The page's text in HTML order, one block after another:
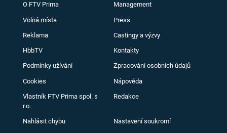
O FTV Prima Management
Volná místa Press
Reklama Castingy a výzvy
HbbTV Kontakty
Podmínky užívání Zpracování osobních údajů
Cookies Nápověda
Vlastník FTV Prima spol. s
r.o.
Redakce
Nahlásit chybu Nastavení soukromí